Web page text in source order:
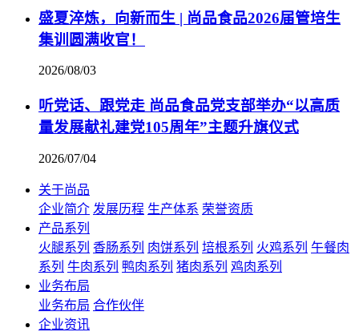
盛夏淬炼，向新而生 | 尚品食品2026届管培生
集训圆满收官！
2026/08/03
听党话、跟党走 尚品食品党支部举办“以高质
量发展献礼建党105周年”主题升旗仪式
2026/07/04
关于尚品
企业简介 发展历程 生产体系 荣誉资质
产品系列
火腿系列 香肠系列 肉饼系列 培根系列 火鸡系列 午餐肉
系列 牛肉系列 鸭肉系列 猪肉系列 鸡肉系列
业务布局
业务布局 合作伙伴
企业资讯